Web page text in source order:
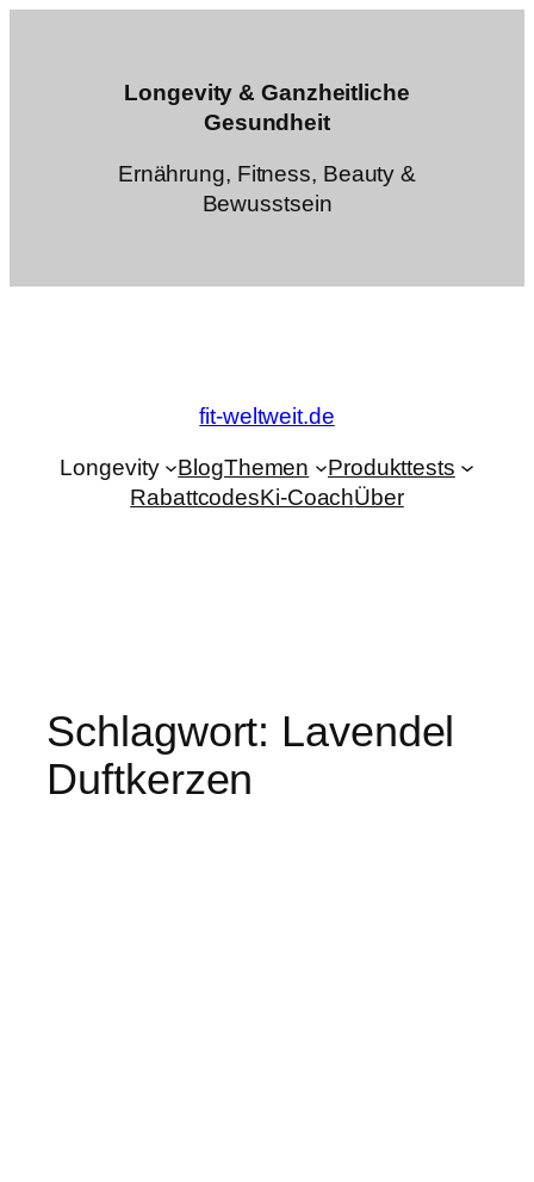
Longevity & Ganzheitliche
Gesundheit
Ernährung, Fitness, Beauty &
Bewusstsein
fit-weltweit.de
Longevity BlogThemen
Produkttests
RabattcodesKi-CoachÜber
Schlagwort: Lavendel
Duftkerzen